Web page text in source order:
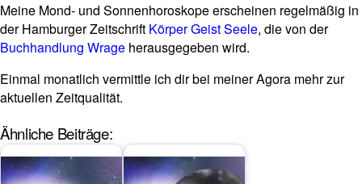
Meine Mond- und Son­nen­ho­ro­skope erscheinen regel­mäßig in
der Ham­burger Zeit­schrift Körper Geist Seele, die von der
Buch­hand­lung Wrage her­aus­ge­geben wird.
Einmal monat­lich ver­mittle ich dir bei meiner Agora mehr zur
aktu­ellen Zeitqualität.
Ähnliche Beiträge: